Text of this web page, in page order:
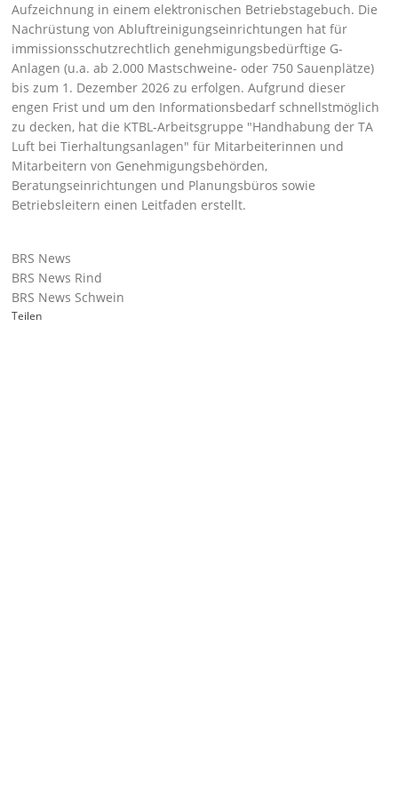
Aufzeichnung in einem elektronischen Betriebstagebuch. Die
Nachrüstung von Abluftreinigungseinrichtungen hat für
immissionsschutzrechtlich genehmigungsbedürftige G-
Anlagen (u.a. ab 2.000 Mastschweine- oder 750 Sauenplätze)
bis zum 1. Dezember 2026 zu erfolgen. Aufgrund dieser
engen Frist und um den Informationsbedarf schnellstmöglich
zu decken, hat die KTBL-Arbeitsgruppe
Handhabung der TA
Luft bei Tierhaltungsanlagen für Mitarbeiterinnen und
Mitarbeitern von Genehmigungsbehörden,
Beratungseinrichtungen und Planungsbüros sowie
Betriebsleitern einen Leitfaden erstellt.
BRS News
BRS News Rind
BRS News Schwein
Teilen